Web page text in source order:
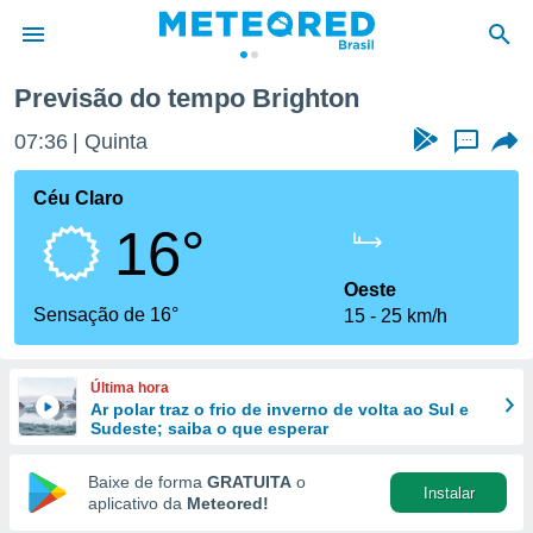
da
fornecidas
a este
das
e
forma
digital
Previsão do tempo Brighton
07:36 Quinta ...
Céu Claro
16°
Sensação de 16°
Oeste
15
25 km/h
Última hora
Ar polar traz o frio de inverno de volta ao Sul e
Sudeste; saiba o que esperar
Baixe de forma GRATUITA o
aplicativo da Meteored!
Instalar